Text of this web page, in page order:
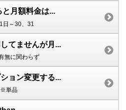
と月額料金は...
日～30、31
てませんが月...
無に関わらず
ョン変更する...
※単品